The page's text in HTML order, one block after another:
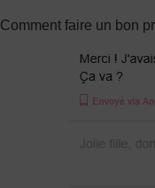
Comment faire un bon